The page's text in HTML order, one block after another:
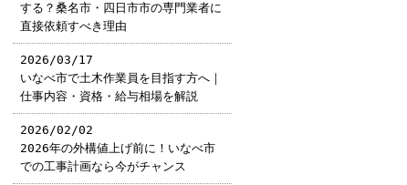
する？桑名市・四日市市の専門業者に
直接依頼すべき理由
2026/03/17
いなべ市で土木作業員を目指す方へ｜
仕事内容・資格・給与相場を解説
2026/02/02
2026年の外構値上げ前に！いなべ市
での工事計画なら今がチャンス